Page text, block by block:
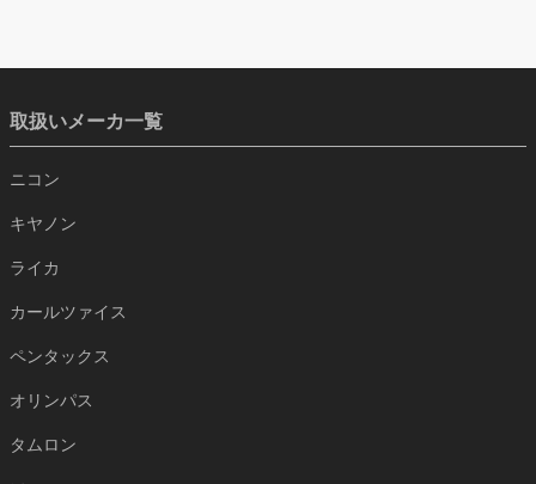
取扱いメーカ一覧
ニコン
キヤノン
ライカ
カールツァイス
ペンタックス
オリンパス
タムロン